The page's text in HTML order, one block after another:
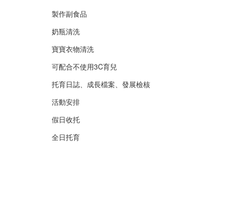
製作副食品
奶瓶清洗
寶寶衣物清洗
可配合不使用3C育兒
托育日誌、成長檔案、發展檢核
活動安排
假日收托
全日托育